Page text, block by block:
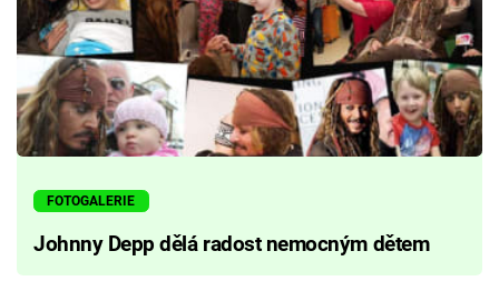
FOTOGALERIE
Johnny Depp dělá radost nemocným dětem